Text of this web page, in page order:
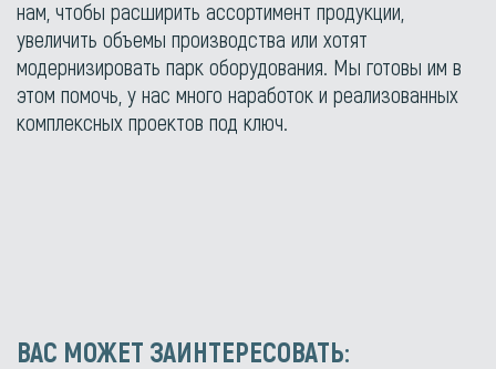
нам, чтобы расширить ассортимент продукции,
увеличить объемы производства или хотят
модернизировать парк оборудования. Мы готовы им в
этом помочь, у нас много наработок и реализованных
комплексных проектов под ключ.
ВАС МОЖЕТ ЗАИНТЕРЕСОВАТЬ: